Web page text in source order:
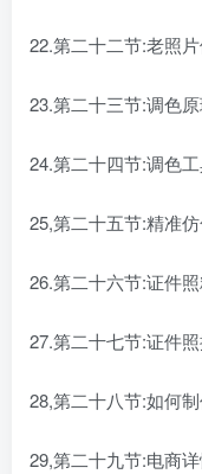
22.第二十二节:老照
23.第二十三节:调色
24.第二十四节:调色
25,第二十五节:精准
26.第二十六节:证件
27.第二十七节:证件
28,第二十八节:如何
29,第二十九节:电商